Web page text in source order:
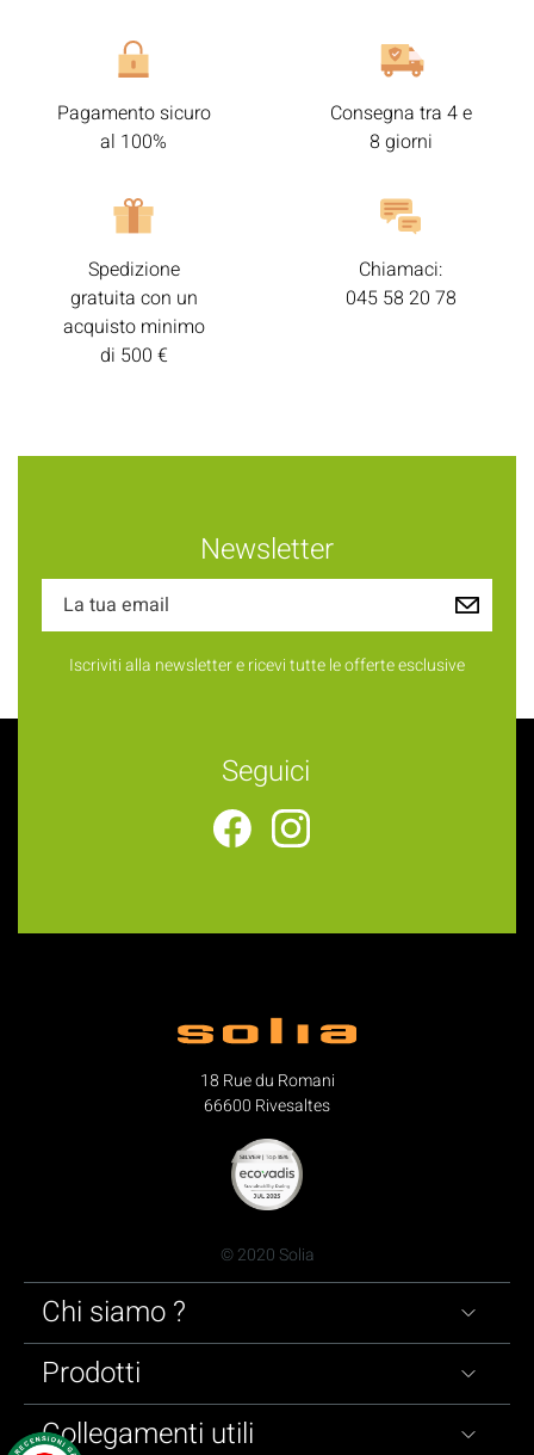
Pagamento sicuro
al 100%
Consegna tra 4 e
8 giorni
Spedizione
gratuita con un
acquisto minimo
di 500 €
Chiamaci:
045 58 20 78
Newsletter
Iscriviti alla newsletter e ricevi tutte le offerte esclusive
Seguici
18 Rue du Romani
66600 Rivesaltes
© 2020 Solia
Chi siamo ?
Prodotti
Collegamenti utili